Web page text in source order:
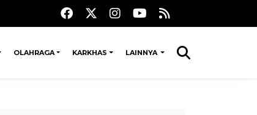
OLAHRAGA KARKHAS LAINNYA